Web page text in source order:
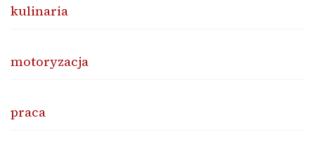
kulinaria
motoryzacja
praca